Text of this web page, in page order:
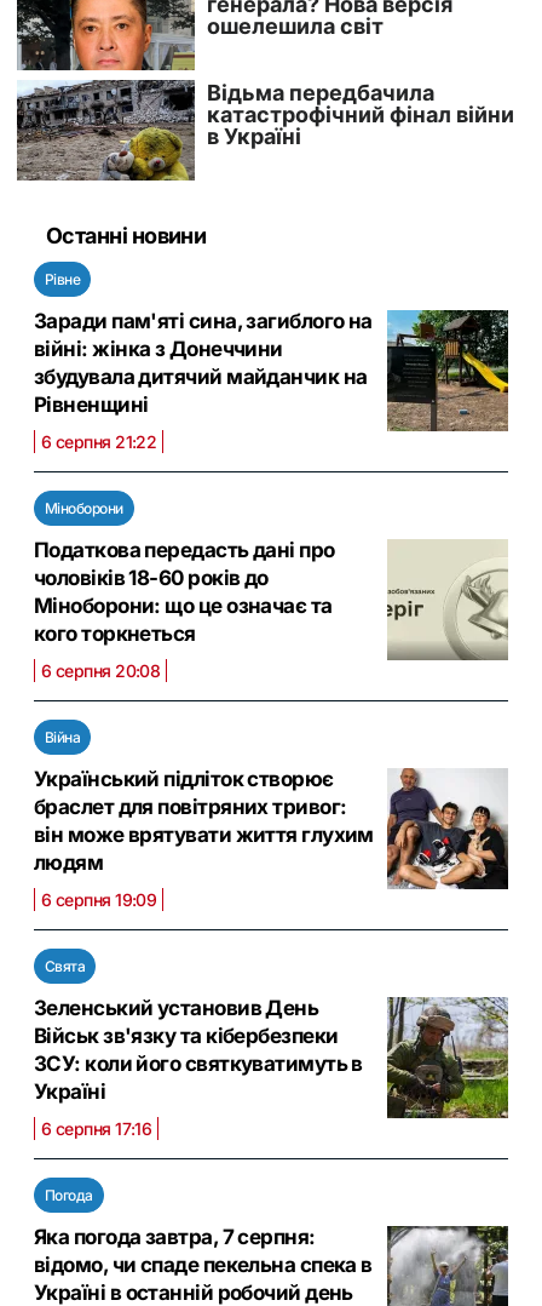
Останні новини
Рівне
Заради пам'яті сина, загиблого на
війні: жінка з Донеччини
збудувала дитячий майданчик на
Рівненщині
6 серпня 21:22
Міноборони
Податкова передасть дані про
чоловіків 18-60 років до
Міноборони: що це означає та
кого торкнеться
6 серпня 20:08
Війна
Український підліток створює
браслет для повітряних тривог:
він може врятувати життя глухим
людям
6 серпня 19:09
Свята
Зеленський установив День
Військ зв'язку та кібербезпеки
ЗСУ: коли його святкуватимуть в
Україні
6 серпня 17:16
Погода
Яка погода завтра, 7 серпня:
відомо, чи спаде пекельна спека в
Україні в останній робочий день